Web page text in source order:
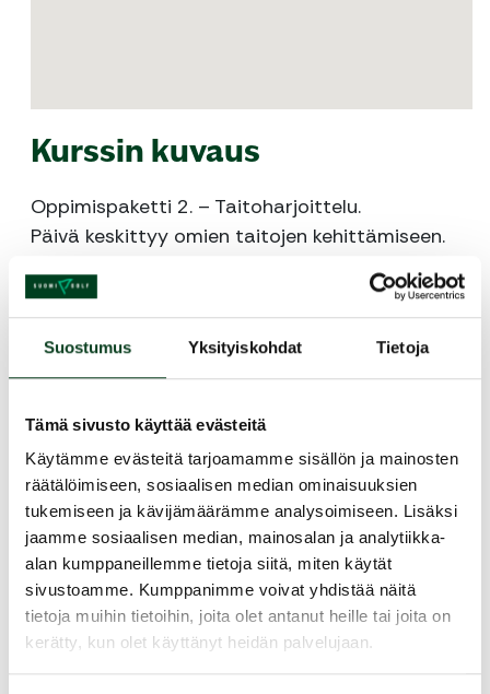
Suostumus Yksityiskohdat Tietoja
Tämä sivusto käyttää evästeitä
Käytämme evästeitä tarjoamamme sisällön ja mainosten
räätälöimiseen, sosiaalisen median ominaisuuksien
tukemiseen ja kävijämäärämme analysoimiseen. Lisäksi
jaamme sosiaalisen median, mainosalan ja analytiikka-
alan kumppaneillemme tietoja siitä, miten käytät
sivustoamme. Kumppanimme voivat yhdistää näitä
tietoja muihin tietoihin, joita olet antanut heille tai joita on
kerätty, kun olet käyttänyt heidän palvelujaan.
Kurssin kuvaus
Oppimispaketti 2. – Taitoharjoittelu.
Päivä keskittyy omien taitojen kehittämiseen.
Lisäksi saat ideoita omatoimiseen harjoitteluun.
Kesto 7 h
Hinta 99 € / hlö. Perhehinta ja opiskelijat 95
€/hlö.
Oppimispaketit 1 (green card) + 2
(taitoharjoittelu).
Kesto n. 7 h + 7 h.
Hinta 160 € / hlö. Perhehinta ja opiskelijat 150
€/hlö.
Huomioi myös Aloittelijan starttipaketti (299 €)
sisältää:
Golfkurssit (green card + taitoharjoittelu).
Seuran jäsenyys vuodelle 2025.
Kauden 2025 pelaaminen Kuortaneen kentällä.
Kurssipakettiin kuuluvat välineet kurssin ajaksi.